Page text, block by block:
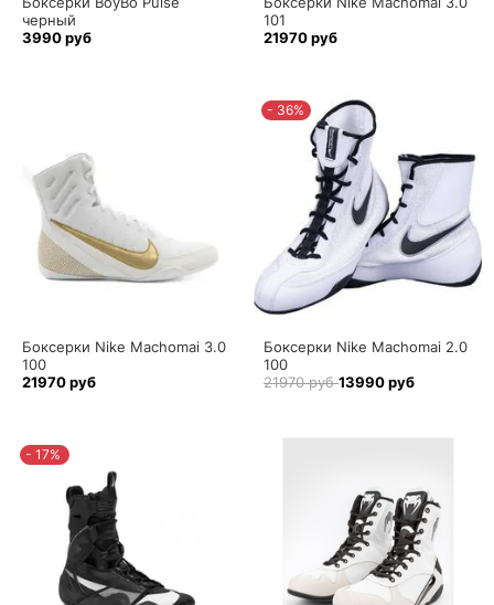
черный
3990 руб
101
21970 руб
Боксерки Nike Machomai 3.0
100
21970 руб
- 36%
Боксерки Nike Machomai 2.0
100
21970 руб13990 руб
- 17%